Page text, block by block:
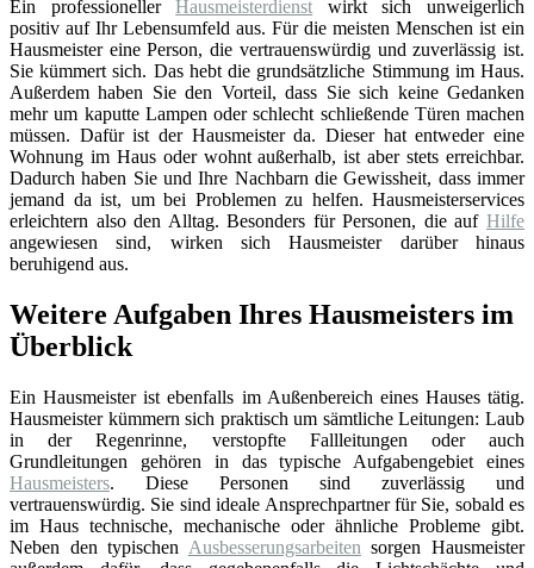
Ein professionellerHausmeisterdienst wirkt sich unweigerlich
positiv auf Ihr Lebensumfeld aus. Für die meisten Menschen ist ein
Hausmeister eine Person, die vertrauenswürdig und zuverlässig ist.
Sie kümmert sich. Das hebt die grundsätzliche Stimmung im Haus.
Außerdem haben Sie den Vorteil, dass Sie sich keine Gedanken
mehr um kaputte Lampen oder schlecht schließende Türen machen
müssen. Dafür ist der Hausmeister da. Dieser hat entweder eine
Wohnung im Haus oder wohnt außerhalb, ist aber stets erreichbar.
Dadurch haben Sie und Ihre Nachbarn die Gewissheit, dass immer
jemand da ist, um bei Problemen zu helfen. Hausmeisterservices
erleichtern also den Alltag. Besonders für Personen, die auf Hilfe
angewiesen sind, wirken sich Hausmeister darüber hinaus
beruhigend aus.
Weitere Aufgaben Ihres Hausmeisters im
Überblick
Ein Hausmeister ist ebenfalls im Außenbereich eines Hauses tätig.
Hausmeister kümmern sich praktisch um sämtliche Leitungen: Laub
in der Regenrinne, verstopfte Fallleitungen oder auch
Grundleitungen gehören in das typische Aufgabengebiet eines
Hausmeisters. Diese Personen sind zuverlässig und
vertrauenswürdig. Sie sind ideale Ansprechpartner für Sie, sobald es
im Haus technische, mechanische oder ähnliche Probleme gibt.
Neben den typischen Ausbesserungsarbeiten sorgen Hausmeister